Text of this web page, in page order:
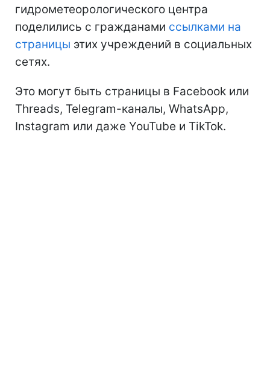
гидрометеорологического центра
поделились с гражданами ссылками на
страницы этих учреждений в социальных
сетях.
Это могут быть страницы в Facebook или
Threads, Telegram-каналы, WhatsApp,
Instagram или даже YouTube и TikTok.